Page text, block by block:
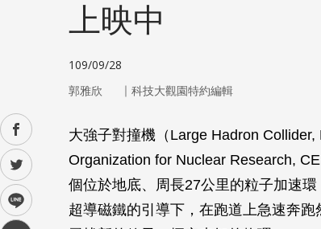
facebook
twitter
line
上映中
109/09/28
郭雅欣 ｜ 科技大觀園特約編輯
大強子對撞機（Large Hadron
Organization for Nuclear Research,
個位於地底、周長27公里的粒子加速
超導磁鐵的引導下，在跑道上急速奔